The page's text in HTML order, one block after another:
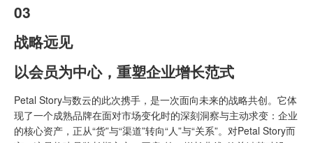
03
战略远见
以会员为中心，重塑企业增长范式
Petal Story与数云的此次携手，是一次面向未来的战略共创。它体
现了一个成熟品牌在面对市场变化时的深刻洞察与主动求变：企业
的核心资产，正从“货”与“渠道”转向“人”与“关系”。对Petal Story而